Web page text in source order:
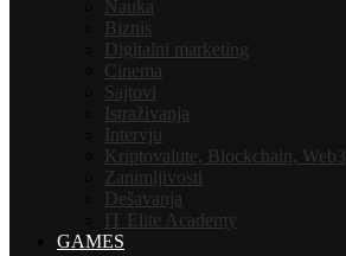
Nauka
Biznis
Digitalni marketing
Cinema
Sajtovi
Istraživanja
Intervju
Kriptovalute, Blockchain, Web3
Zanimljivosti
Dešavanja
IT Elite Academy
GAMES